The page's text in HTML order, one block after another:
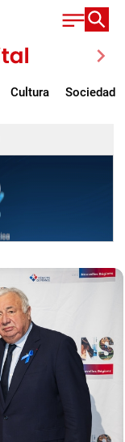
chevron_right
Cultura Sociedad